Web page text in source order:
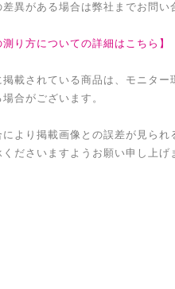
異がある場合は弊社までお問い
測り方についての詳細はこちら】
載されている商品は、モニター
合がございます。
より掲載画像との誤差が見られ
ださいますようお願い申し上げ